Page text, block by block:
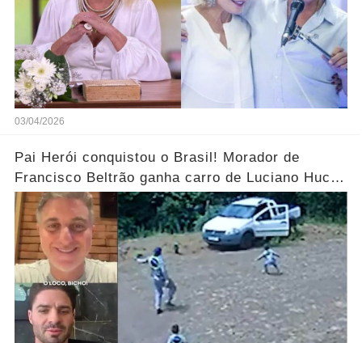
03/04/2026
Pai Herói conquistou o Brasil! Morador de
Francisco Beltrão ganha carro de Luciano Huck
após vídeo dos filhos viralizar.... Ver mais